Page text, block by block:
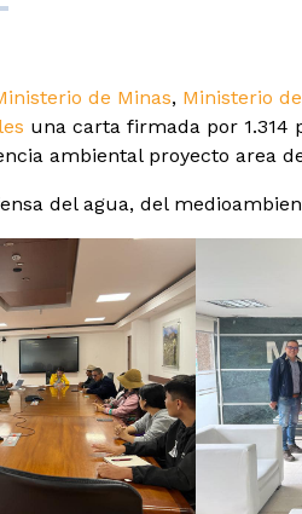
de Minas, Ministerio
una carta firmada por 1.314
ambiental proyecto area
del agua, del